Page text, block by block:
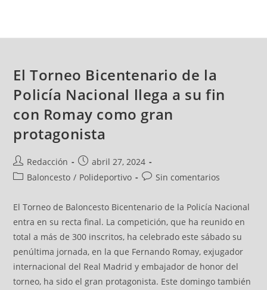
El Torneo Bicentenario de la
Policía Nacional llega a su fin
con Romay como gran
protagonista
Redacción
abril 27, 2024
Baloncesto / Polideportivo Sin comentarios
El Torneo de Baloncesto Bicentenario de la Policía Nacional
entra en su recta final. La competición, que ha reunido en
total a más de 300 inscritos, ha celebrado este sábado su
penúltima jornada, en la que Fernando Romay, exjugador
internacional del Real Madrid y embajador de honor del
torneo, ha sido el gran protagonista. Este domingo también